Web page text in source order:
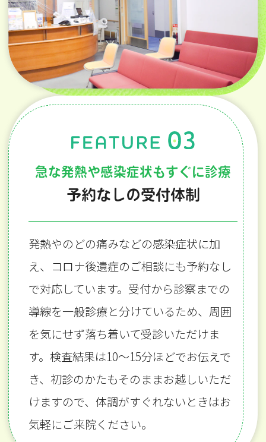
急な発熱や感染症状もすぐに診療
予約なしの受付体制
発熱やのどの痛みなどの感染症状に加
え、コロナ後遺症のご相談にも予約なし
で対応しています。受付から診察までの
導線を一般診療と分けているため、周囲
を気にせず落ち着いて受診いただけま
す。検査結果は10〜15分ほどでお伝えで
き、初診のかたもそのままお越しいただ
けますので、体調がすぐれないときはお
気軽にご来院ください。